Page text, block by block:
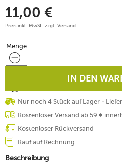
11,00 €
Preis inkl. MwSt. zzgl. Versand
Menge
Menge
IN DEN
Nur noch 4 Stück auf Lager -
Kostenloser Versand ab 59 €
Kostenloser Rückversand
Kauf auf Rechnung
Beschreibung